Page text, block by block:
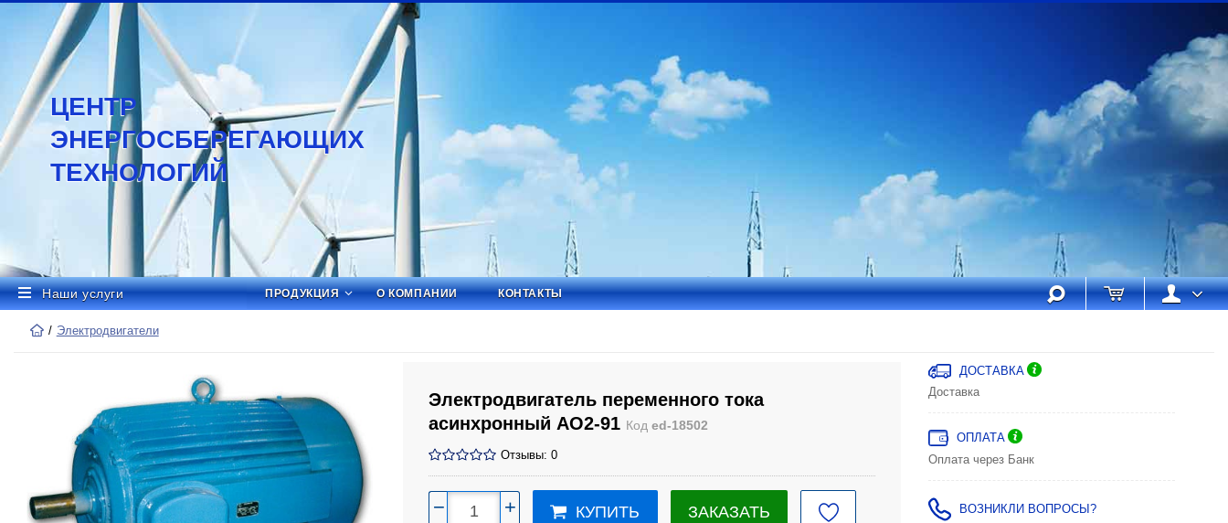
ЦЕНТР
ЭНЕРГОСБЕРЕГАЮЩИХ
ТЕХНОЛОГИЙ
Наши услуги ПРОДУКЦИЯ О КОМПАНИИ КОНТАКТЫ
Электродвигатели
Электродвигатель переменного тока
асинхронный АО2-91 Код ed-18502
Отзывы: 0
− + КУПИТЬ ЗАКАЗАТЬ
ДОСТАВКА
Доставка
ОПЛАТА
Оплата через Банк
ВОЗНИКЛИ ВОПРОСЫ?